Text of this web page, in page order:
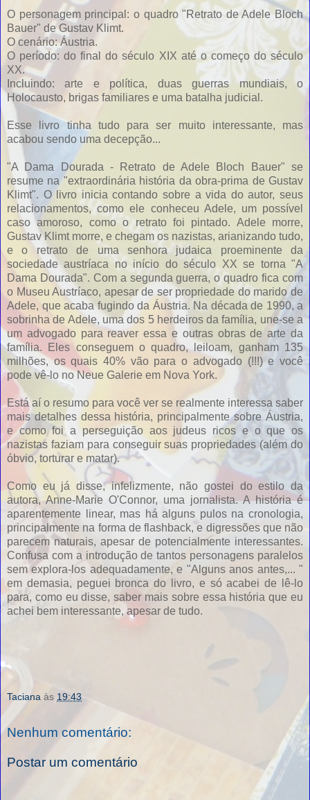
O personagem principal: o quadro "Retrato de Adele Bloch
Bauer" de Gustav Klimt.
O cenário: Áustria.
O período: do final do século XIX até o começo do século
XX.
Incluindo: arte e política, duas guerras mundiais, o
Holocausto, brigas familiares e uma batalha judicial.
Esse livro tinha tudo para ser muito interessante, mas
acabou sendo uma decepção...
"A Dama Dourada - Retrato de Adele Bloch Bauer" se
resume na "extraordinária história da obra-prima de Gustav
Klimt". O livro inicia contando sobre a vida do autor, seus
relacionamentos, como ele conheceu Adele, um possível
caso amoroso, como o retrato foi pintado. Adele morre,
Gustav Klimt morre, e chegam os nazistas, arianizando tudo,
e o retrato de uma senhora judaica proeminente da
sociedade austríaca no início do século XX se torna "A
Dama Dourada". Com a segunda guerra, o quadro fica com
o Museu Austríaco, apesar de ser propriedade do marido de
Adele, que acaba fugindo da Áustria. Na década de 1990, a
sobrinha de Adele, uma dos 5 herdeiros da família, une-se a
um advogado para reaver essa e outras obras de arte da
família. Eles conseguem o quadro, leiloam, ganham 135
milhões, os quais 40% vão para o advogado (!!!) e você
pode vê-lo no Neue Galerie em Nova York.
Está aí o resumo para você ver se realmente interessa saber
mais detalhes dessa história, principalmente sobre Áustria,
e como foi a perseguição aos judeus ricos e o que os
nazistas faziam para conseguir suas propriedades (além do
óbvio, torturar e matar).
Como eu já disse, infelizmente, não gostei do estilo da
autora, Anne-Marie O'Connor, uma jornalista. A história é
aparentemente linear, mas há alguns pulos na cronologia,
principalmente na forma de flashback, e digressões que não
parecem naturais, apesar de potencialmente interessantes.
Confusa com a introdução de tantos personagens paralelos
sem explora-los adequadamente, e "Alguns anos antes,... "
em demasia, peguei bronca do livro, e só acabei de lê-lo
para, como eu disse, saber mais sobre essa história que eu
achei bem interessante, apesar de tudo.
Taciana às 19:43
Nenhum comentário:
Postar um comentário